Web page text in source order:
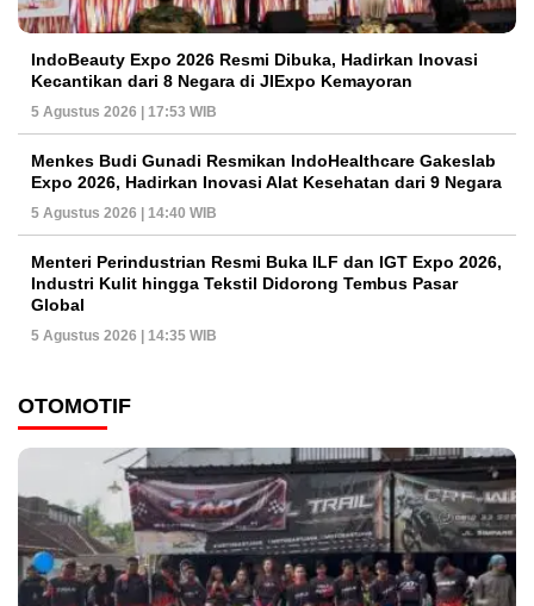
IndoBeauty Expo 2026 Resmi Dibuka, Hadirkan Inovasi
Kecantikan dari 8 Negara di JIExpo Kemayoran
5 Agustus 2026 | 17:53 WIB
Menkes Budi Gunadi Resmikan IndoHealthcare Gakeslab
Expo 2026, Hadirkan Inovasi Alat Kesehatan dari 9 Negara
5 Agustus 2026 | 14:40 WIB
Menteri Perindustrian Resmi Buka ILF dan IGT Expo 2026,
Industri Kulit hingga Tekstil Didorong Tembus Pasar
Global
5 Agustus 2026 | 14:35 WIB
OTOMOTIF